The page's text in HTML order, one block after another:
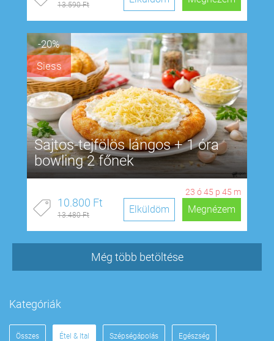
13.590 Ft
-20%
Siess
Sajtos-tejfölös lángos + 1 óra
bowling 2 főnek
23 ó45 p 44 m
10.800 Ft
13.480 Ft Megnézem
Elküldöm
Még több betöltése
Kategóriák
Összes Étel & Ital Szépségápolás Egészség